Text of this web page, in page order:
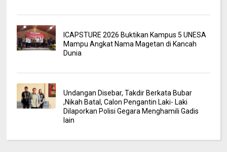
ICAPSTURE 2026 Buktikan Kampus 5 UNESA
Mampu Angkat Nama Magetan di Kancah
Dunia
Undangan Disebar, Takdir Berkata Bubar
,Nikah Batal, Calon Pengantin Laki- Laki
Dilaporkan Polisi Gegara Menghamili Gadis
lain